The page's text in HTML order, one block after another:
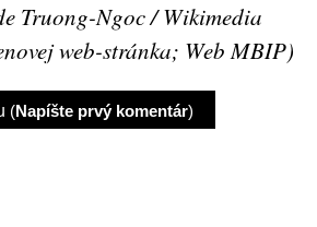
Truong-Ngoc / Wikimedia
web-stránka; Web MBIP)
(Napíšte prvý komentár)